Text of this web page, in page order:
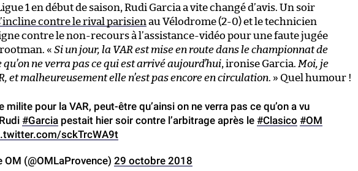
1 en début de saison, Rudi Garcia a vite changé d’avis. Un soir
contre le rival parisien au Vélodrome (2-0) et le technicien
contre le non-recours à l’assistance-vidéo pour une faute jugée
« Si un jour, la VAR est mise en route dans le championnat de
ne verra pas ce qui est arrivé aujourd’hui, ironise Garcia. Moi, je
et malheureusement elle n’est pas encore en circulation. » Quel humour !
milite pour la VAR, peut-être qu’ainsi on ne verra pas ce qu’on a vu
#Garcia pestait hier soir contre l’arbitrage après le #Clasico #OM
sckTrcWA9t
OM (@OMLaProvence) 29 octobre 2018